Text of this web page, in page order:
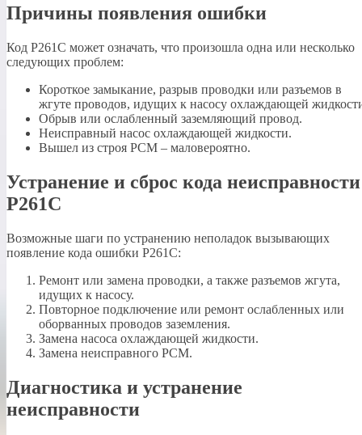
Причины появления ошибки
Код P261C может означать, что произошла одна или несколько
следующих проблем:
Короткое замыкание, разрыв проводки или разъемов в
жгуте проводов, идущих к насосу охлаждающей
Обрыв или ослабленный заземляющий провод.
Неисправный насос охлаждающей жидкости.
Вышел из строя PCM – маловероятно.
Устранение и сброс кода неисправности
P261C
Возможные шаги по устранению неполадок вызывающих
появление кода ошибки P261C:
Ремонт или замена проводки, а также разъемов жгута,
идущих к насосу.
Повторное подключение или ремонт ослабленных или
оборванных проводов заземления.
Замена насоса охлаждающей жидкости.
Замена неисправного PCM.
Диагностика и устранение
неисправности